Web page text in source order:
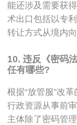
能还涉及需要获
术出口包括以专
转让方式从境内
10. 违反《密码
任有哪些?
根据“放管服”改
行政资源从事前
主体除了密码管